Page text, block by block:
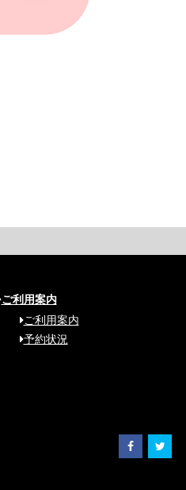
ご利用案内
ご利用案内
予約状況